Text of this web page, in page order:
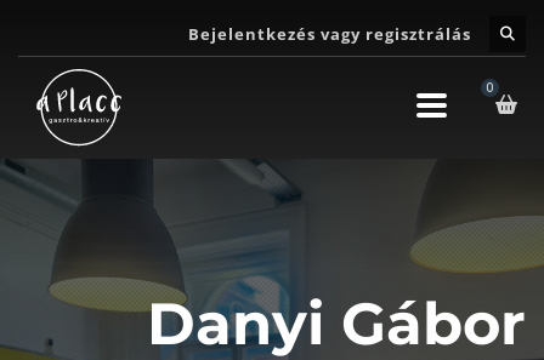
Bejelentkezés vagy regisztrálás
Danyi Gábor